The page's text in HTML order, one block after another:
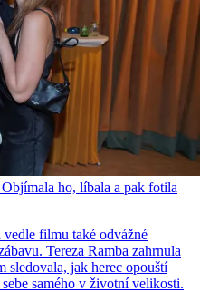
ho, líbala a pak fotila
vedle filmu také odvážné
Tereza Ramba zahrnula
sledovala, jak herec opouští
samého v životní velikosti.